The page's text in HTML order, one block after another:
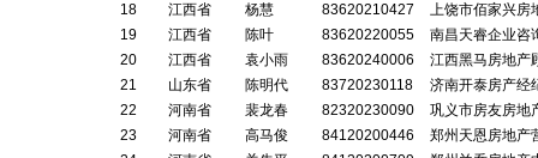
18
江西省 杨慧 83620210427
上饶市佰家兴房
19
江西省 陈叶 83620220055
南昌天睿企业咨
20
江西省 袁小雨 83620240006
江西黑马房地产
21
山东省 陈明代 83720230118
济南开泰房产经
22
河南省 裴龙春 82320230090
巩义市房友房地
23
河南省 高马俊 84120200446
郑州天恩房地产